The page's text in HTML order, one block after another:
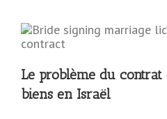
Le problème du contrat
biens en Israël